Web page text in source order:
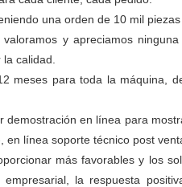
una orden de 10 mil
valoramos y apreciamos
la calidad.
meses para toda la máquina,
demostración en línea para
en línea soporte técnico post
más favorables y los
empresarial, la respuesta